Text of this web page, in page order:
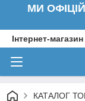
МИ
Інтернет-
КАТАЛОГ